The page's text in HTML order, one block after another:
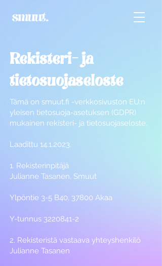
Rekisteri- ja
tietosuojaseloste
Tämä on smuut.fi -verkkosivuston EU:n
yleisen tietosuoja-asetuksen (GDPR)
mukainen rekisteri- ja tietosuojaseloste.
Laadittu 14.1.2023.
1. Rekisterinpitäjä
Julianne Tasanen, Smuut
Ylpöntie 3-5 B40, 37800 Akaa
Y-tunnus 3220841-2
2. Rekisteristä vastaava yhteyshenkilö
Julianne Tasanen